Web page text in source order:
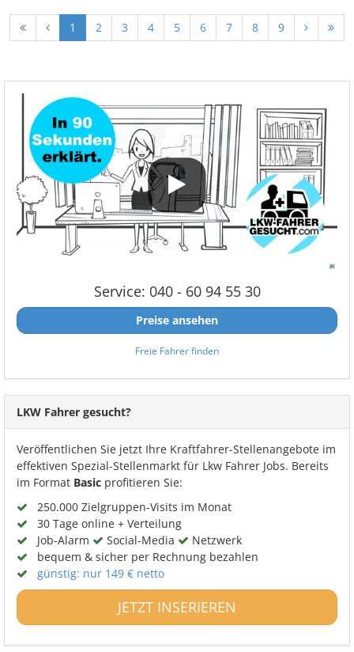
1 2 3 4 5 6 7 8 9
Service: 040 - 60 94 55 30
Preise ansehen
Freie Fahrer finden
LKW Fahrer gesucht?
Veröffentlichen Sie jetzt Ihre Kraftfahrer-Stellenangebote im
effektiven Spezial-Stellenmarkt für Lkw Fahrer Jobs. Bereits
im Format Basic profitieren Sie:
250.000 Zielgruppen-Visits im Monat
30 Tage online + Verteilung
Job-Alarm
Social-Media
Netzwerk
bequem & sicher per Rechnung bezahlen
günstig: nur 149 € netto
JETZT INSERIEREN